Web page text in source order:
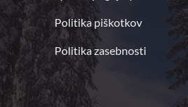
Agencija
O nas